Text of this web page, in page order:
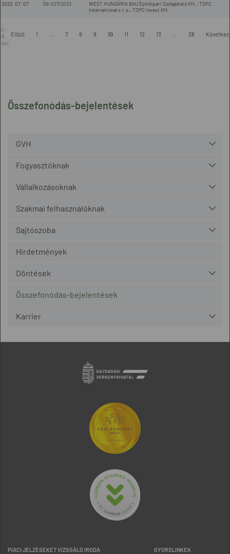
Összefonódás-bejelentések
GVH
Fogyasztóknak
Vállalkozásoknak
Szakmai felhasználóknak
Sajtószoba
Hirdetmények
Döntések
Összefonódás-bejelentések
Karrier
2023. 07. 07 ÖB-027/2023
WEST HUNGÁRIA BAU Építőipari Szolgáltató Kft.; TSPC
International s.r.o.; TSPC Invest Kft.
-
Előző 1 7 8 9 10 11 12 13 38
PIACI JELZÉSEKET VIZSGÁLÓ IRODA GYORSLINKEK